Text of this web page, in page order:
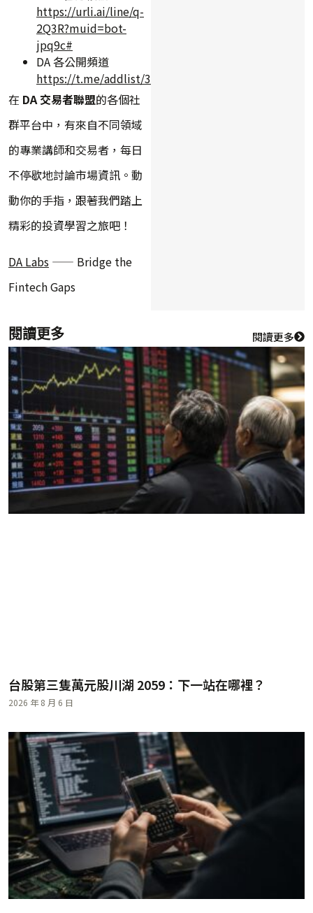
https://urli.ai/line/q-
2Q3R?muid=bot-
jpq9c#
DA 各公開頻道
https://t.me/addlist/3qrlxEnu7slkYWY9
在 DA 交易者聯盟的各個社
群平台中，有來自不同領域
的專業講師和交易者，每日
不停歇地討論市場資訊。動
動你的手指，跟著我們踏上
精彩的投資學習之旅吧！
DA Labs —— Bridge the
Fintech Gaps
閱讀更多 閱讀更多
台股第三隻萬元股川湖 2059：下一站在哪裡？
2026 年 8 月 6 日